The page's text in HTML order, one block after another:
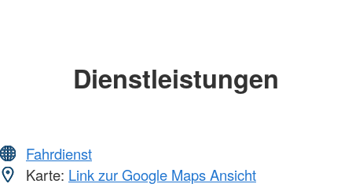
Dienstleistungen
Fahrdienst
Karte: Link zur Google Maps Ansicht